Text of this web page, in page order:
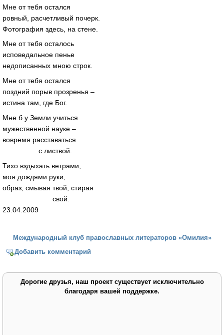
Мне от тебя остался
ровный, расчетливый почерк.
Фотография здесь, на стене.
Мне от тебя осталось
исповедальное пенье
недописанных мною строк.
Мне от тебя остался
поздний порыв прозренья –
истина там, где Бог.
Мне б у Земли учиться
мужественной науке –
вовремя расставаться
с листвой.
Тихо вздыхать ветрами,
моя дождями руки,
образ, смывая твой, стирая
свой.
23.04.2009
Международный клуб православных литераторов «Омилия»
Добавить комментарий
Дорогие друзья, наш проект существует исключительно
благодаря вашей поддержке.